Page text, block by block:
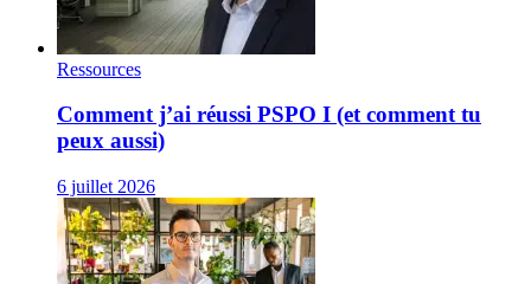
Ressources
Comment j’ai réussi PSPO I (et comment tu
peux aussi)
6 juillet 2026